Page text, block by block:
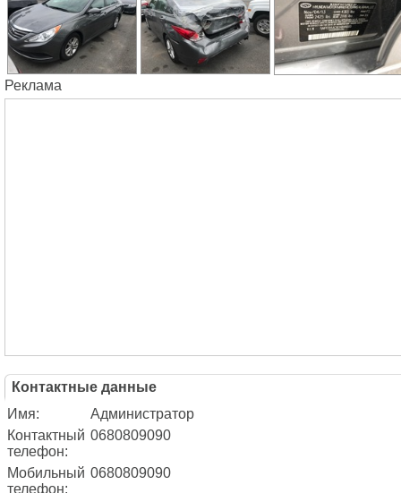
Реклама
Контактные данные
Имя:
Администратор
Контактный
телефон:
0680809090
Мобильный
телефон:
0680809090